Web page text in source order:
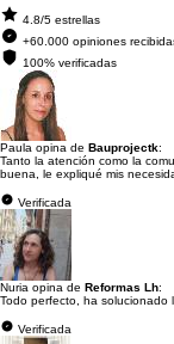
4.8/5 estrellas
+60.000 opiniones
100% verificadas
Paula opina de Bauprojectk:
Tanto la atención como la
buena, le expliqué mis
Verificada
Nuria opina de Reformas Lh:
Todo perfecto, ha solucionado
Verificada